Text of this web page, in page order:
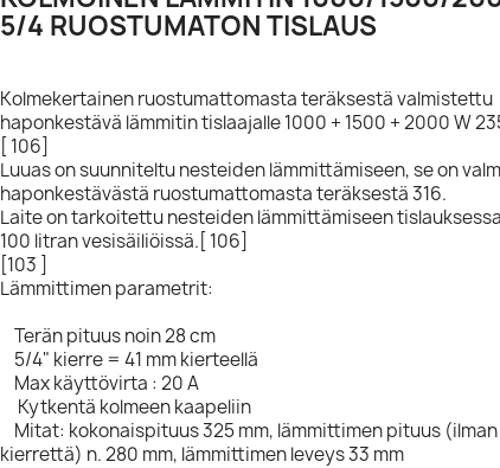
5/4 RUOSTUMATON TISLAUS
Kolmekertainen ruostumattomasta teräksestä valmistettu
haponkestävä lämmitin tislaajalle 1000 + 1500 + 2000 W
[ 106]
Luuas on suunniteltu nesteiden lämmittämiseen, se on
haponkestävästä ruostumattomasta teräksestä 316.
Laite on tarkoitettu nesteiden lämmittämiseen
100 litran vesisäiliöissä.[ 106]
[103 ]
Lämmittimen parametrit:
Terän pituus noin 28 cm
5/4" kierre = 41 mm kierteellä
Max käyttövirta : 20 A
Kytkentä kolmeen kaapeliin
Mitat: kokonaispituus 325 mm, lämmittimen pituus (ilman
kierrettä) n. 280 mm, lämmittimen leveys 33 mm